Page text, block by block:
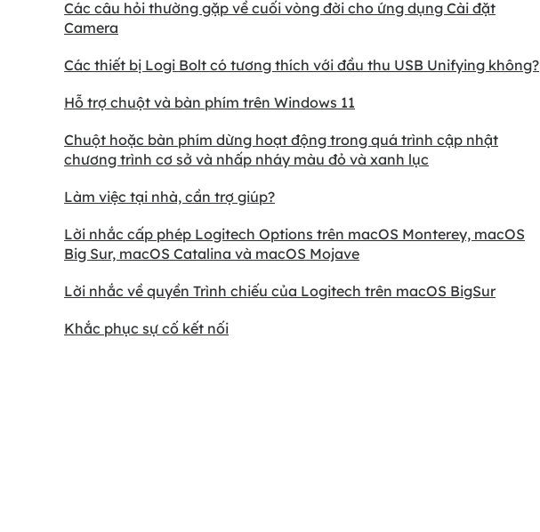
Các câu hỏi thường gặp về cuối vòng đời cho ứng dụng Cài đặt
Camera
Các thiết bị Logi Bolt có tương thích với đầu thu USB Unifying không?
Hỗ trợ chuột và bàn phím trên Windows 11
Chuột hoặc bàn phím dừng hoạt động trong quá trình cập nhật
chương trình cơ sở và nhấp nháy màu đỏ và xanh lục
Làm việc tại nhà, cần trợ giúp?
Lời nhắc cấp phép Logitech Options trên macOS Monterey, macOS
Big Sur, macOS Catalina và macOS Mojave
Lời nhắc về quyền Trình chiếu của Logitech trên macOS BigSur
Khắc phục sự cố kết nối